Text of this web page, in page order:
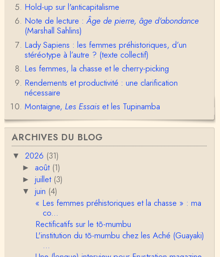
Olivier Anselm
Une nouvelle fois, cher Christophe Darmangeat, m
erci pour l'intelligence et le sens salutaire de…
Christophe Darmangeat
Déjà, je ne vois pas pourquoi le pénis compterait
moins que la peau ! ;-)Ensuite, je ne vois pas no…
Damian
Merci de cet excellent texte (même si il y a sans d
oute une faute de frappe dans la citation de A,
H…
Pierre
Bonjour,En fin de conférence vous évoquez les ca
uses de l'apparition de la notion d'égalité …
Christophe Darmangeat
En deux mots : vos questions sont légitimes, mais p
our la plupart d'entre elles, les données fon…
RV
Le concept de genre est un sacré foutoir – même
si l’on met de coté les acceptions récentes du mot
c…
Anonymous
Hold-up sur l'anticapitalisme
Note de lecture :Âge de pierre, âge d'abondance
(Marshall Sahlins)
Lady Sapiens : les femmes préhistoriques, d’un
stéréotype à l’autre ? (texte collectif)
Les femmes, la chasse et le cherry-picking
Rendements et productivité : une clarification
nécessaire
Montaigne, Les Essaiset les Tupinamba
ARCHIVES DU BLOG
▼ 2026 (31)
►août (1)
►juillet (3)
▼juin (4)
« Les femmes préhistoriques et la chasse » : ma
co...
Rectificatifs sur le tõ-mumbu
L'institution du tõ-mumbu chez les Aché (Guayaki)
...